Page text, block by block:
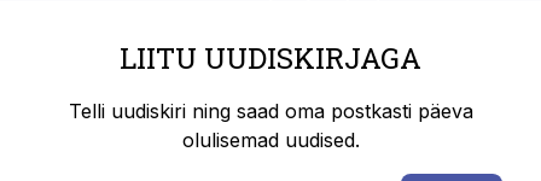
LIITU UUDISKIRJAGA
Telli uudiskiri ning saad oma postkasti päeva
olulisemad uudised.